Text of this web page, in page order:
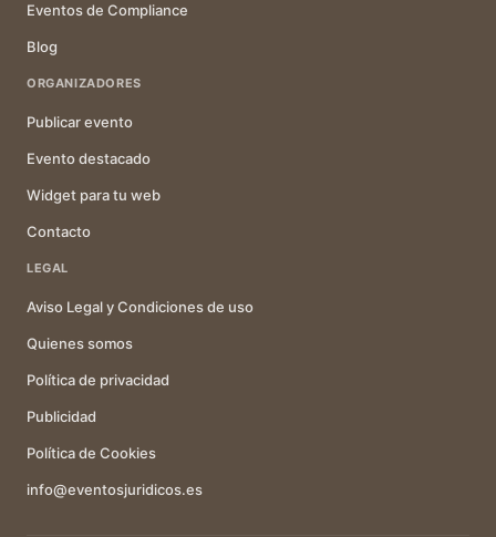
Eventos de Compliance
Blog
ORGANIZADORES
Publicar evento
Evento destacado
Widget para tu web
Contacto
LEGAL
Aviso Legal y Condiciones de uso
Quienes somos
Política de privacidad
Publicidad
Política de Cookies
info@eventosjuridicos.es